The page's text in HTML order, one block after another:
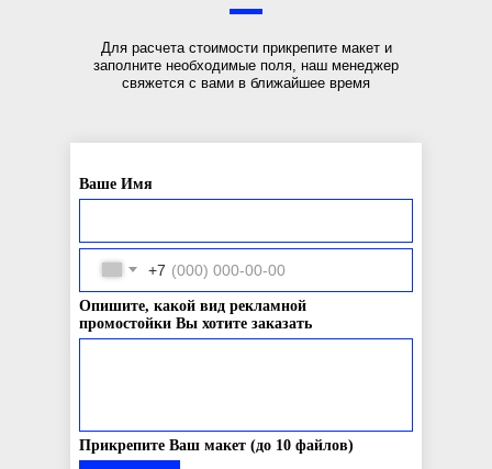
Для расчета стоимости прикрепите макет и
заполните необходимые поля, наш менеджер
свяжется с вами в ближайшее время
Ваше Имя
+7
Опишите, какой вид рекламной
промостойки Вы хотите заказать
Прикрепите Ваш макет (до 10 файлов)